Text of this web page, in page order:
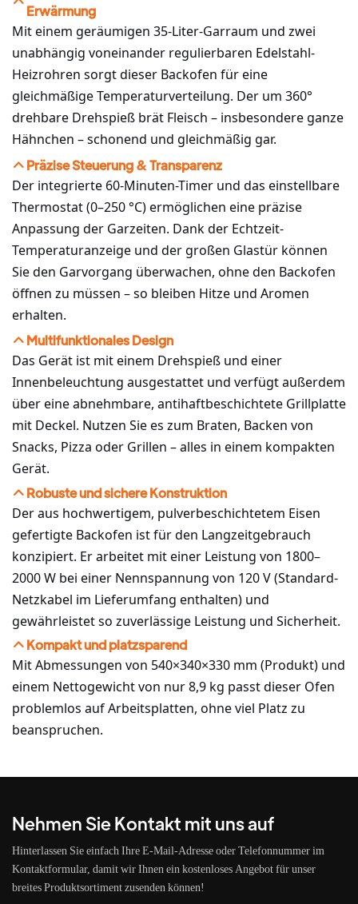
Erwärmung
Mit einem geräumigen 35-Liter-Garraum und zwei
unabhängig voneinander regulierbaren Edelstahl-
Heizrohren sorgt dieser Backofen für eine
gleichmäßige Temperaturverteilung. Der um 360°
drehbare Drehspieß brät Fleisch – insbesondere ganze
Hähnchen – schonend und gleichmäßig gar.
Präzise Steuerung & Transparenz
Der integrierte 60-Minuten-Timer und das einstellbare
Thermostat (0–250 °C) ermöglichen eine präzise
Anpassung der Garzeiten. Dank der Echtzeit-
Temperaturanzeige und der großen Glastür können
Sie den Garvorgang überwachen, ohne den Backofen
öffnen zu müssen – so bleiben Hitze und Aromen
erhalten.
Multifunktionales Design
Das Gerät ist mit einem Drehspieß und einer
Innenbeleuchtung ausgestattet und verfügt außerdem
über eine abnehmbare, antihaftbeschichtete Grillplatte
mit Deckel. Nutzen Sie es zum Braten, Backen von
Snacks, Pizza oder Grillen – alles in einem kompakten
Gerät.
Robuste und sichere Konstruktion
Der aus hochwertigem, pulverbeschichtetem Eisen
gefertigte Backofen ist für den Langzeitgebrauch
konzipiert. Er arbeitet mit einer Leistung von 1800–
2000 W bei einer Nennspannung von 120 V (Standard-
Netzkabel im Lieferumfang enthalten) und
gewährleistet so zuverlässige Leistung und Sicherheit.
Kompakt und platzsparend
Mit Abmessungen von 540×340×330 mm (Produkt) und
einem Nettogewicht von nur 8,9 kg passt dieser Ofen
problemlos auf Arbeitsplatten, ohne viel Platz zu
beanspruchen.
Nehmen Sie Kontakt mit uns auf
Hinterlassen Sie einfach Ihre E-Mail-Adresse oder Telefonnummer im
Kontaktformular, damit wir Ihnen ein kostenloses Angebot für unser
breites Produktsortiment zusenden können!